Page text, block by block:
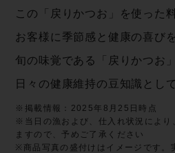
この「戻りかつお」を使った
お客様に季節感と健康の喜び
旬の味覚である「戻りかつお
日々の健康維持の豆知識とし
※掲載情報：2025年8月25日時点
※当日の漁および、仕入れ状況により
ますので、予めご了承ください
※商品写真の盛付けはイメージです。